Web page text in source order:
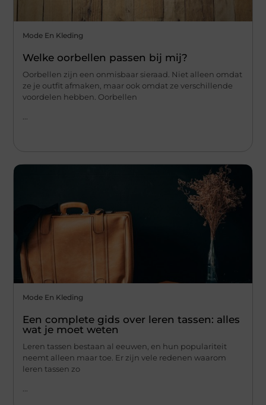
Mode En Kleding
Welke oorbellen passen bij mij?
Oorbellen zijn een onmisbaar sieraad. Niet alleen omdat
ze je outfit afmaken, maar ook omdat ze verschillende
voordelen hebben. Oorbellen
Mode En Kleding
Een complete gids over leren tassen: alles
wat je moet weten
Leren tassen bestaan al eeuwen, en hun populariteit
neemt alleen maar toe. Er zijn vele redenen waarom
leren tassen zo
...